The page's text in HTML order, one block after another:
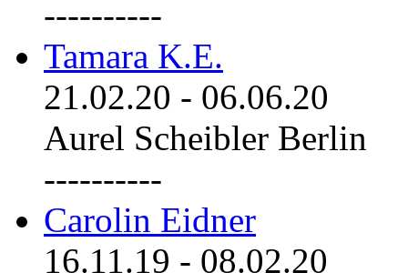
----------
Tamara K.E.
21.02.20 - 06.06.20
Aurel Scheibler Berlin
----------
Carolin Eidner
16.11.19 - 08.02.20